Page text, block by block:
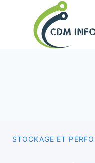
STOCKAGE ET